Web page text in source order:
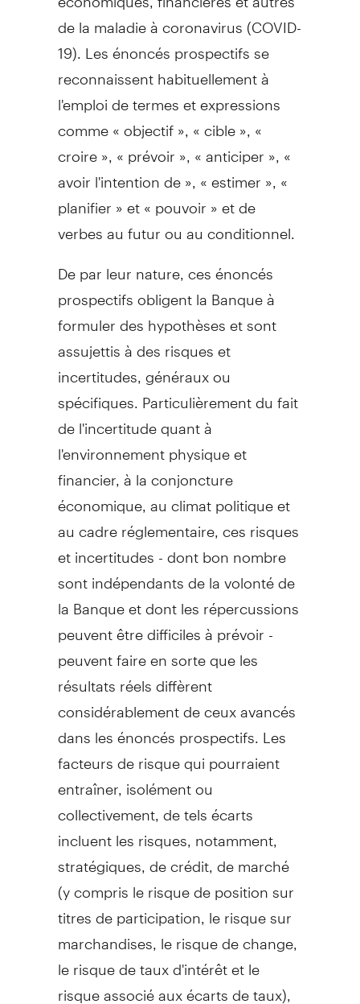
de la maladie à coronavirus (COVID-
19). Les énoncés prospectifs se
reconnaissent habituellement à
l'emploi de termes et expressions
comme « objectif », « cible », «
croire », « prévoir », « anticiper », «
avoir l'intention de », « estimer », «
planifier » et « pouvoir » et de
verbes au futur ou au conditionnel.
De par leur nature, ces énoncés
prospectifs obligent la Banque à
formuler des hypothèses et sont
assujettis à des risques et
incertitudes, généraux ou
spécifiques. Particulièrement du fait
de l'incertitude quant à
l'environnement physique et
financier, à la conjoncture
économique, au climat politique et
au cadre réglementaire, ces risques
et incertitudes - dont bon nombre
sont indépendants de la volonté de
la Banque et dont les répercussions
peuvent être difficiles à prévoir -
peuvent faire en sorte que les
résultats réels diffèrent
considérablement de ceux avancés
dans les énoncés prospectifs. Les
facteurs de risque qui pourraient
entraîner, isolément ou
collectivement, de tels écarts
incluent les risques, notamment,
stratégiques, de crédit, de marché
(y compris le risque de position sur
titres de participation, le risque sur
marchandises, le risque de change,
le risque de taux d'intérêt et le
risque associé aux écarts de taux),